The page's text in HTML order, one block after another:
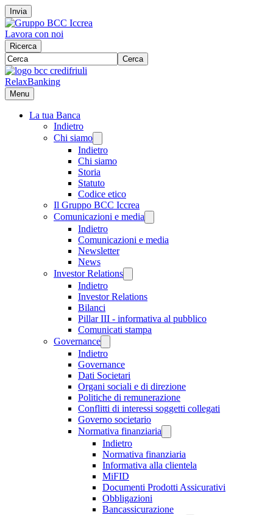
Invia
Lavora con noi
Ricerca
Cerca
RelaxBanking
Menu
La tua Banca
Indietro
Chi siamo
Indietro
Chi siamo
Storia
Statuto
Codice etico
Il Gruppo BCC Iccrea
Comunicazioni e media
Indietro
Comunicazioni e media
Newsletter
News
Investor Relations
Indietro
Investor Relations
Bilanci
Pillar III - informativa al pubblico
Comunicati stampa
Governance
Indietro
Governance
Dati Societari
Organi sociali e di direzione
Politiche di remunerazione
Conflitti di interessi soggetti collegati
Governo societario
Normativa finanziaria
Indietro
Normativa finanziaria
Informativa alla clientela
MiFID
Documenti Prodotti Assicurativi
Obbligazioni
Bancassicurazione